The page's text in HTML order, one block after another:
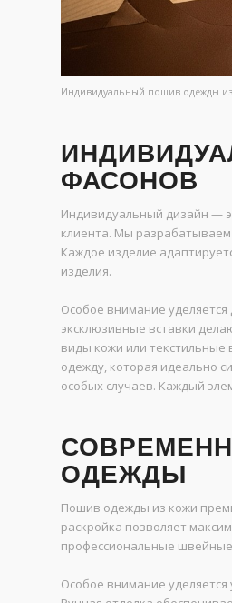
Индивидуальный пошив одежды
ФАСОНОВ
Индивидуальный дизайн —
клиента. Мы
Каждое изделие
изделия.
Особое внимание
эксклюзивные вставки
виды кожи или текстильные
одежду, которая идеально
особых случаев. Каждый
ОДЕЖДЫ
Пошив одежды из кожи
раскройка позволяет
профессиональные
Особое внимание